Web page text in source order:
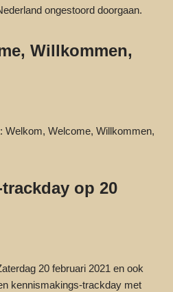
ongestoord doorgaan.
Willkommen,
Welkom, Welcome, Willkommen,
op 20
20 februari 2021 en ook
kennismakings-trackday met